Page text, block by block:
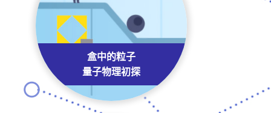
盒中的粒子
量子物理初探